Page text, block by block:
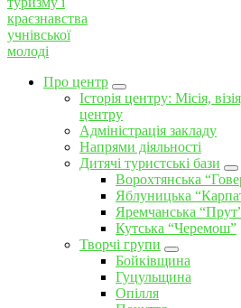
Про центр
Історія центру: Місія,
центру
Адміністрація закладу
Напрями діяльності
Дитячі туристські бази
Ворохтянська
Яблуницька
Яремчанська
Кутська “Черемош”
Творчі групи
Бойківщина
Гуцульщина
Опілля